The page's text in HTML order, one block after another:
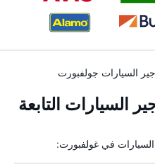
السيارات جولفبورت
السيارات التابعة
في غولفبورت: